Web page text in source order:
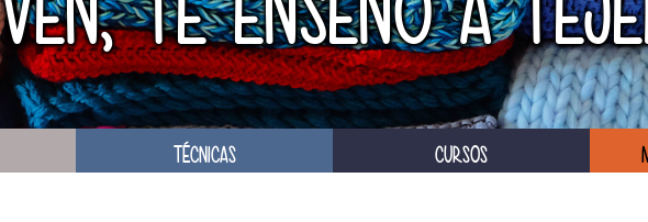
TÉCNICAS CURSOS